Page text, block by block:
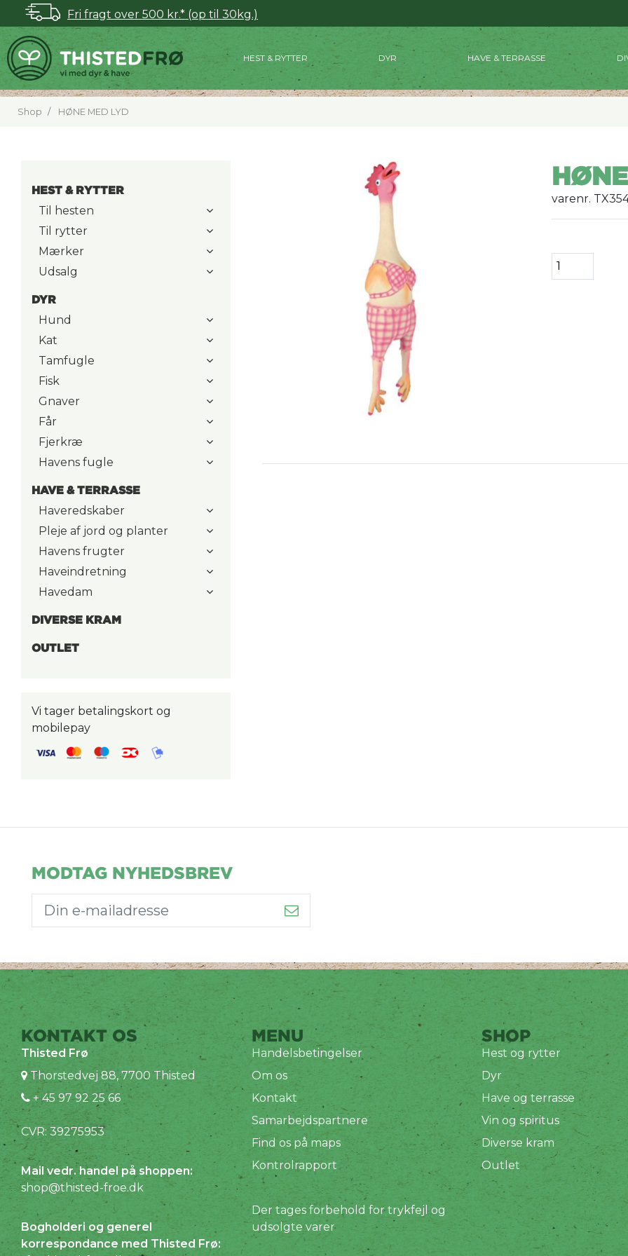
Fri fragt over 500 kr.* (op til 30kg.)
HEST & RYTTER DYR HAVE & TERRASSE
Shop HØNE MED LYD
HEST & RYTTER
Til hesten
Til rytter
Mærker
Udsalg
DYR
Hund
Kat
Tamfugle
Fisk
Gnaver
Får
Fjerkræ
Havens fugle
HAVE & TERRASSE
Haveredskaber
Pleje af jord og planter
Havens frugter
Haveindretning
Havedam
DIVERSE KRAM
OUTLET
Vi tager betalingskort og
mobilepay
varenr.
MODTAG NYHEDSBREV
KONTAKT OS
Thisted Frø
Thorstedvej 88, 7700 Thisted
+ 45 97 92 25 66
CVR: 39275953
Mail vedr. handel på shoppen:
shop@thisted-froe.dk
Bogholderi og generel
korrespondance med Thisted Frø:
MENU
Handelsbetingelser
Om os
Kontakt
Samarbejdspartnere
Find os på maps
Kontrolrapport
Der tages forbehold for trykfejl og
udsolgte varer
SHOP
Hest og rytter
Dyr
Have og terrasse
Vin og spiritus
Diverse kram
Outlet